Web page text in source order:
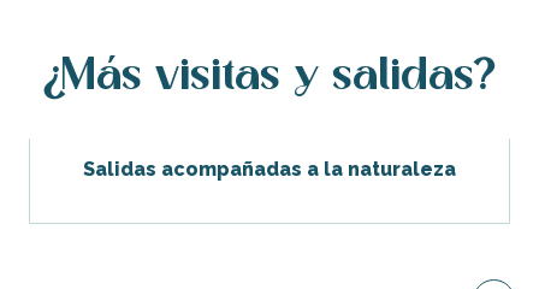
¿Más visitas y salidas?
Salidas acompañadas a la naturaleza